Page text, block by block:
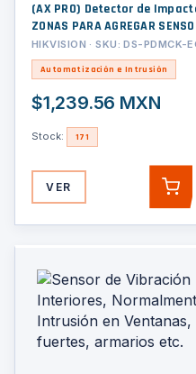
(AX PRO) Detector de
ZONAS PARA AGREGAR
Soporta 2 Zonas Cableadas
HIKVISION · SKU: DS-PDMCK-
Automatización e Intrusión
$1,239.56 MXN
Stock: 171
VER